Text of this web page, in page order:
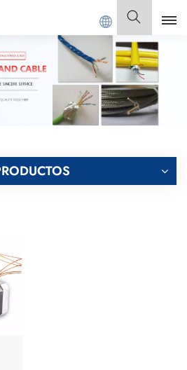
Español
English
Français
Italiano